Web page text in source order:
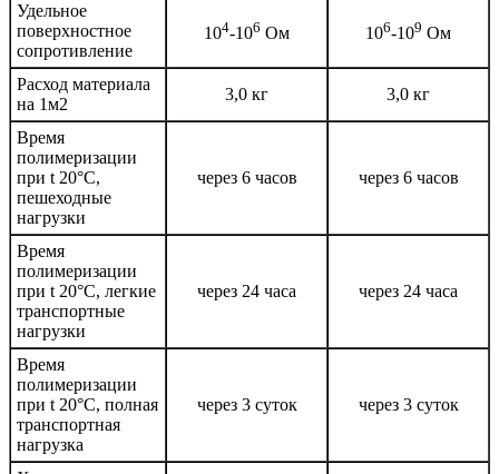
Удельное
поверхностное
сопротивление
104-106 Ом 106-109 Ом
Расход материала
на 1м2
3,0 кг 3,0 кг
Время
полимеризации
при t 20°C,
пешеходные
нагрузки
через 6 часов через 6 часов
Время
полимеризации
при t 20°C, легкие
транспортные
нагрузки
через 24 часа через 24 часа
Время
полимеризации
при t 20°C, полная
транспортная
нагрузка
через 3 суток через 3 суток